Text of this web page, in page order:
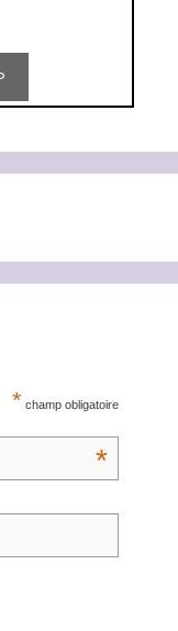
* champ obligatoire
*